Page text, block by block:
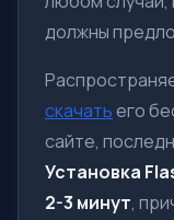
должны
скачатьего
сайте,
Установка
2-3 минут,